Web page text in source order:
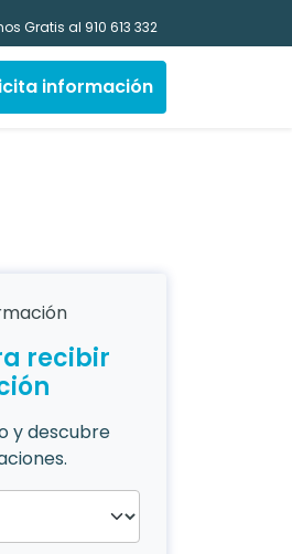
Gratis al 910 613 332
información
recibir
y descubre